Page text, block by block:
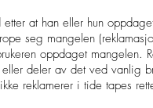
at han eller hun
seg mangelen
oppdaget mangelen.
eller deler av det ved vanlig
reklamerer i tide tapes